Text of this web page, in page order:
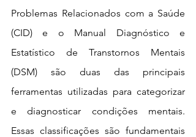
Problemas Relacionados com a Saúde
(CID) e o Manual Diagnóstico e
Estatístico de Transtornos Mentais
(DSM) são duas das principais
ferramentas utilizadas para categorizar
e diagnosticar condições mentais.
Essas classificações são fundamentais